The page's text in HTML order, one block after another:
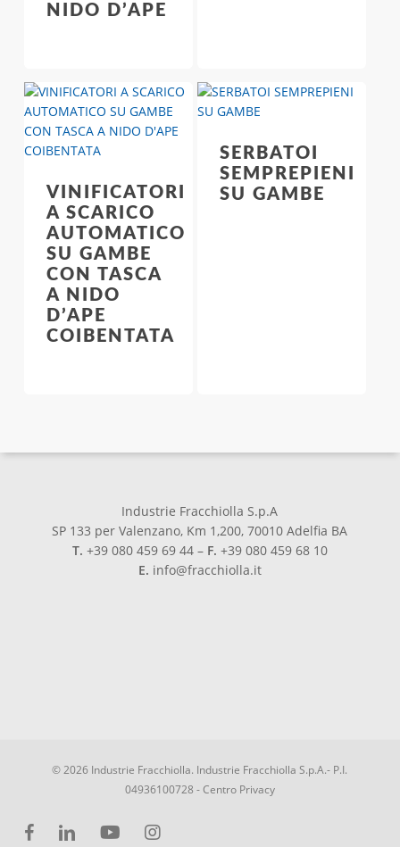
NIDO D’APE
VINIFICATORI
A SCARICO
AUTOMATICO
SU GAMBE
CON TASCA
A NIDO
D’APE
COIBENTATA
SERBATOI
SEMPREPIENI
SU GAMBE
Industrie Fracchiolla S.p.A
SP 133 per Valenzano, Km 1,200, 70010 Adelfia BA
T. +39 080 459 69 44 – F. +39 080 459 68 10
E. info@fracchiolla.it
© 2026 Industrie Fracchiolla. Industrie Fracchiolla S.p.A.- P.I.
04936100728 -Centro Privacy
facebooklinkedin youtube instagram